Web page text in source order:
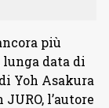
più
data di
Yoh Asakura
l’autore